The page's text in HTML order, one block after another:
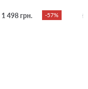
1 498 грн. -57% 5